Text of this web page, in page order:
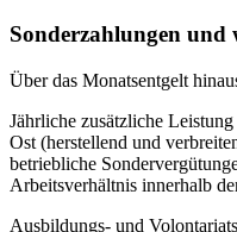
Sonderzahlungen und
Über das Monatsentgelt
Jährliche zusätzliche
Ost (herstellend und
betriebliche
Arbeitsverhältnis innerhalb
Ausbildungs- und